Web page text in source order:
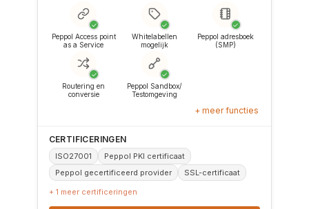
✓
Peppol Access point
as a Service
✓
Whitelabellen
mogelijk
✓
Peppol adresboek
(SMP)
✓
Routering en
conversie
✓
Peppol Sandbox/
Testomgeving
+ meer functies
CERTIFICERINGEN
ISO27001
Peppol PKI certificaat
Peppol gecertificeerd provider
SSL-certificaat
+ 1 meer certificeringen